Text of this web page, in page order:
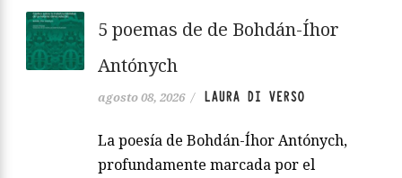
5 poemas de de Bohdán-Íhor
Antónych
agosto 08, 2026 / LAURA DI VERSO
La poesía de Bohdán-Íhor Antónych,
profundamente marcada por el